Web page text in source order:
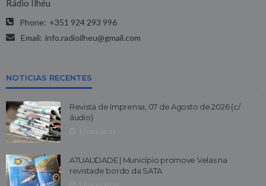
Rádio Ilhéu
Phone: +351 924 293 996
Email: info.radioilheu@gmail.com
NOTICIAS RECENTES
Revista de Imprensa, 07 de Agosto de 2026 (c/
áudio)
ATUALIDADE | Município promove Velas na
revistade bordo da SATA